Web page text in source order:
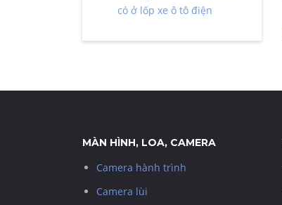
có ở lốp xe ô tô điện
MÀN HÌNH, LOA, CAMERA
Camera hành trình
Camera lùi